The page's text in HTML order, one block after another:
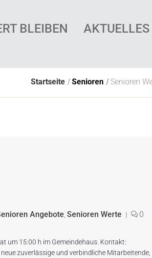
BLEIBEN AKTUELLES
Startseite Senioren Senioren
Angebote Senioren Werte | 0
um 15:00 h im Gemeindehaus. Kontakt:
zuverlässige und verbindliche Mitarbeitende,